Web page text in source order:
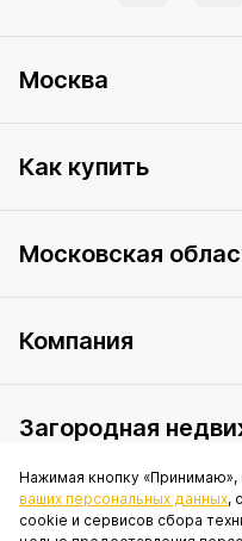
Москва
Как купить
Московская
Компания
Загородная
Данный интернет-сайт носит
Нажимая кнопку «Принимаю»,
ваших персональных данных,
cookie и сервисов сбора